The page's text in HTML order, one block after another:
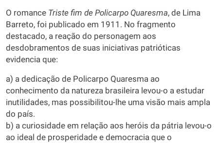
O romance Triste fim de Policarpo Quaresma, de Lima
Barreto, foi publicado em 1911. No fragmento
destacado, a reação do personagem aos
desdobramentos de suas iniciativas patrióticas
evidencia que:
a) a dedicação de Policarpo Quaresma ao
conhecimento da natureza brasileira levou-o a estudar
inutilidades, mas possibilitou-lhe uma visão mais ampla
do país.
b) a curiosidade em relação aos heróis da pátria levou-o
ao ideal de prosperidade e democracia que o